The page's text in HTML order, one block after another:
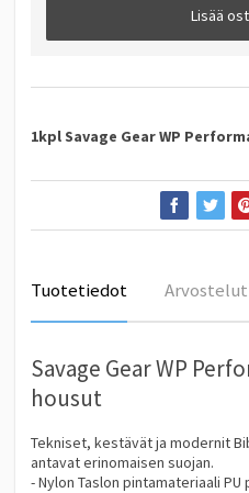
Lisää
1kpl Savage Gear WP
Tuotetiedot Arvostelut
Savage Gear WP
housut
Tekniset, kestävät ja modernit
antavat erinomaisen suojan.
- Nylon Taslon pintamateriaali